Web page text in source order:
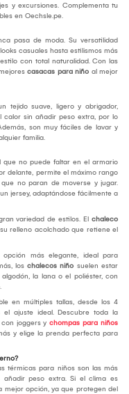
y excursiones. Complementa tu
en Oechsle.pe.
pasa de moda. Su versatilidad
casuales hasta estilismos más
con total naturalidad. Con las
casacas para niño al mejor
tejido suave, ligero y abrigador,
calor sin añadir peso extra, por lo
son muy fáciles de lavar y
familia.
no puede faltar en el armario
delante, permite el máximo rango
no paran de moverse y jugar.
jersey, adaptándose fácilmente a
variedad de estilos. El chaleco
relleno acolchado que retiene el
más elegante, ideal para
los chalecos niño suelen estar
la lana o el poliéster, con
en múltiples tallas, desde los 4
ajuste ideal. Descubre toda la
joggers y chompas para niños
y elige la prenda perfecta para
térmicas para niños son las más
añadir peso extra. Si el clima es
mejor opción, ya que protegen del